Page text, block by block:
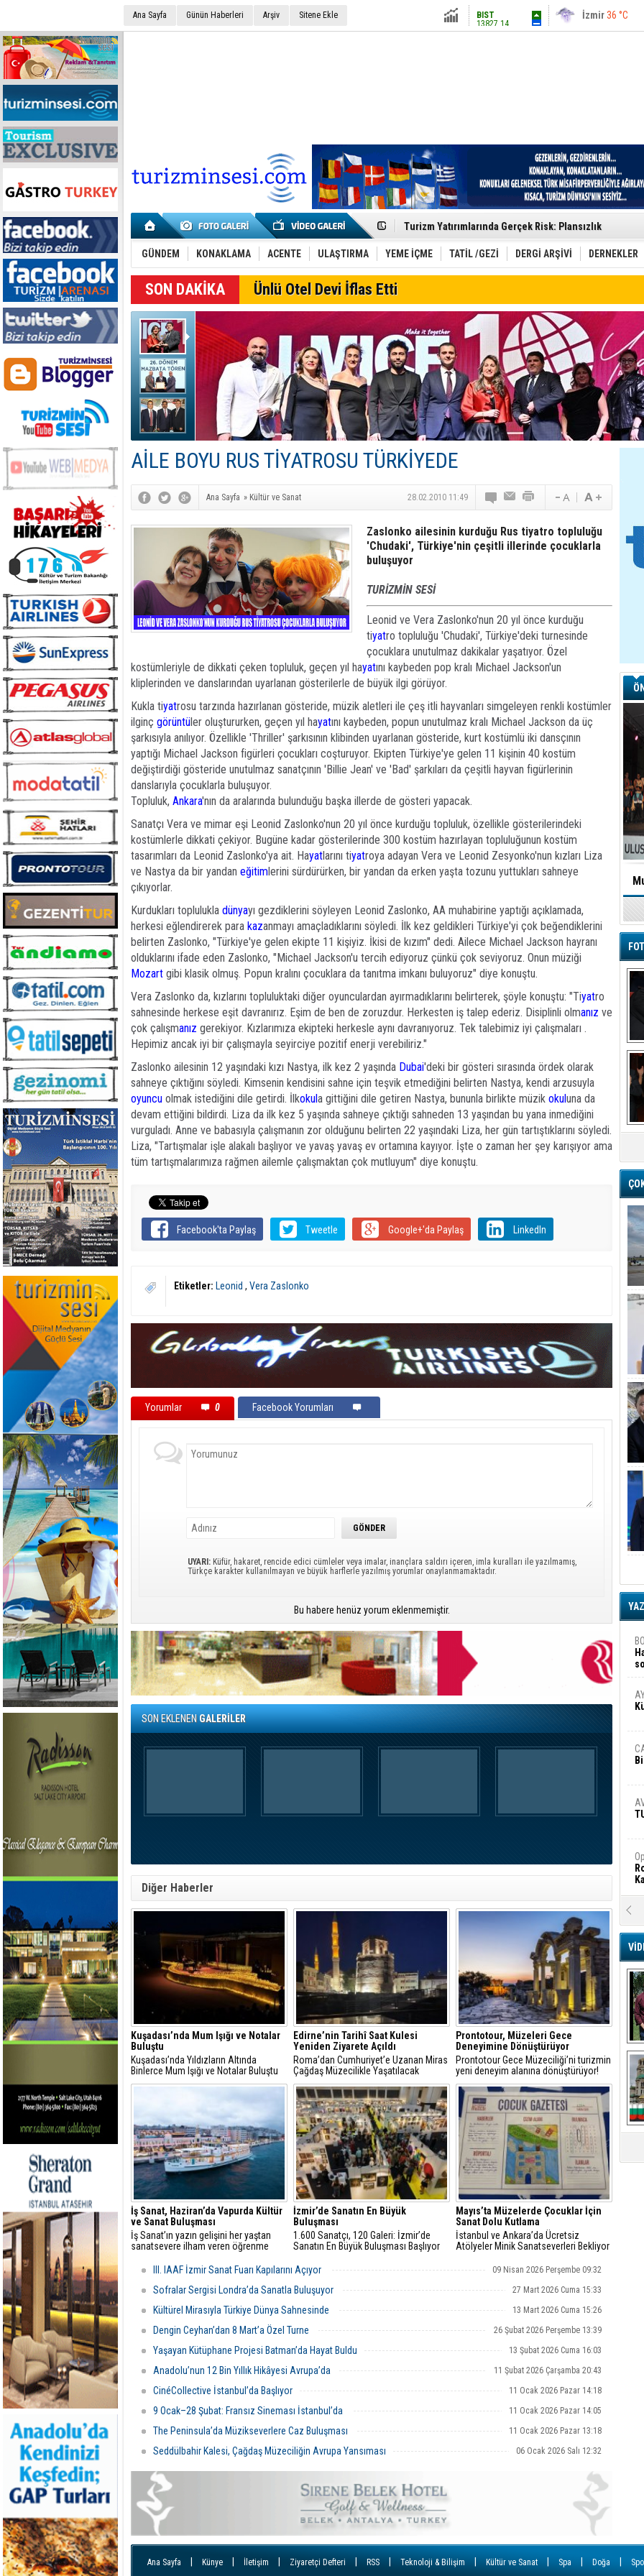
Ana Sayfa Günün Haberleri Arşiv Sitene Ekle
Altın6580.32 İstanbul 31 °C
Etkinlik sektörünün Çatı Kuruluşlardan İstanbul Zirvesi
Turizm Yatırımlarında Gerçek Risk: Plansızlık
Çelebi–THY İş Birliğiyle Kenya’da Güçleniyor
Global Yatırım Holding,%38 Artış: Net Kâr 46,5 Milyon
Yabancı Dijital Platformlara Ayrıcalık Yasası
Tatilsepeti’nden Villa Tatili Modeli
Jolly ile Mezopotamya’ya Yolculuk!
LÖSEV Yaz Okulu’nda Şifa ve Neşe
Turizm geliri ilk 6 ayda 25,7 milyar dolar oldu
Canovate’den Yeni Nesil Veri Merkezleri
Türk MICE Sektörüne Yeni Fırsatlar
TAV Havalimanları’ndan Yılın İlk Yarısında Rekor
SunExpress’ten Tatil Hamlesi
NG Grup, Domaniç’in Potansiyelini Vurguladı
GÜNDEM KONAKLAMA ACENTE ULAŞTIRMA YEME İÇME TATİL /GEZİ DERGİ ARŞİVİ DERNEKLER
SON DAKİKA Ünlü Otel Devi İflas Etti
AİLE BOYU RUS TİYATROSU TÜRKİYEDE
Ana Sayfa » Kültür ve Sanat 28.02.2010 11:49
Zaslonko ailesinin kurduğu Rus tiyatro topluluğu
'Chudaki', Türkiye'nin çeşitli illerinde çocuklarla
buluşuyor
TURİZMİN SESİ
Leonid ve Vera Zaslonko'nun 20 yıl önce kurduğu
tiyatro topluluğu 'Chudaki', Türkiye'deki turnesinde
çocuklara unutulmaz dakikalar yaşatıyor. Özel
kostümleriyle de dikkati çeken topluluk, geçen yıl hayatını kaybeden pop kralı Michael Jackson'un
kliplerinden ve danslarından uyarlanan gösterilerle de büyük ilgi görüyor.
Kukla tiyatrosu tarzında hazırlanan gösteride, müzik aletleri ile çeş itli hayvanları simgeleyen renkli kostümler
ilginç görüntüler oluştururken, geçen yıl hayatını kaybeden, popun unutulmaz kralı Michael Jackson da üç
şarkısıyla anılıyor. Özellikle 'Thriller' şarkısının klibinden uyarlanan gösteride, kurt kostümlü iki dansçının
yaptığı Michael Jackson figürleri çocukları coşturuyor. Ekipten Türkiye'ye gelen 11 kişinin 40 kostüm
değiştirdiği gösteride unutulmaz sanatçının 'Billie Jean' ve 'Bad' şarkıları da çeşitli hayvan figürlerinin
danslarıyla çocuklarla buluşuyor.
Topluluk, Ankara'nın da aralarında bulunduğu başka illerde de gösteri yapacak.
Sanatçı Vera ve mimar eşi Leonid Zaslonko'nun 20 yıl önce kurduğu topluluk, özellikle gösterilerindeki
kostümlerle dikkati çekiyor. Bugüne kadar gösterilerinde 300 kostüm hazırlayan topluluğunun kostüm
tasarımları da Leonid Zaslonko'ya ait. Hayatlarını tiyatroya adayan Vera ve Leonid Zesyonko'nun kızları Liza
ve Nastya da bir yandan eğitimlerini sürdürürken, bir yandan da erken yaşta tozunu yuttukları sahneye
çıkıyorlar.
Kurdukları toplulukla dünyayı gezdiklerini söyleyen Leonid Zaslonko, AA muhabirine yaptığı açıklamada,
herkesi eğlendirerek para kazanmayı amaçladıklarını söyledi. İlk kez geldikleri Türkiye'yi çok beğendiklerini
belirten Zaslonko, "Türkiye'ye gelen ekipte 11 kişiyiz. İkisi de kızım" dedi. Ailece Michael Jackson hayranı
olduklarını ifade eden Zaslonko, "Michael Jackson'u tercih ediyoruz çünkü çok seviyoruz. Onun müziği
Mozart gibi klasik olmuş. Popun kralını çocuklara da tanıtma imkanı buluyoruz" diye konuştu.
Vera Zaslonko da, kızlarını topluluktaki diğer oyunculardan ayırmadıklarını belirterek, şöyle konuştu: "Tiyatro
sahnesinde herkese eşit davranırız. Eşim de ben de zoruzdur. Herkesten iş talep ederiz. Disiplinli olmanız ve
çok çalışmanız gerekiyor. Kızlarımıza ekipteki herkesle aynı davranıyoruz. Tek talebimiz iyi çalışmaları .
Hepimiz ancak iyi bir çalışmayla seyirciye pozitif enerji verebiliriz."
Zaslonko ailesinin 12 yaşındaki kızı Nastya, ilk kez 2 yaşında Dubai'deki bir gösteri sırasında ördek olarak
sahneye çıktığını söyledi. Kimsenin kendisini sahne için teşvik etmediğini belirten Nastya, kendi arzusuyla
oyuncu olmak istediğini dile getirdi. İlkokula gittiğini dile getiren Nastya, bununla birlikte müzik okuluna da
devam ettiğini bildirdi. Liza da ilk kez 5 yaşında sahneye çıktığı sahneden 13 yaşından bu yana inmediğini
vurguladı. Anne ve babasıyla çalışmanın zor olduğunu belirten 22 yaşındaki Liza, her gün tartıştıklarını söyledi.
Liza, "Tartışmalar işle alakalı başlıyor ve yavaş yavaş ev ortamına kayıyor. İşte o zaman her şey karışıyor ama
tüm tartışmalarımıza rağmen ailemle çalışmaktan çok mutluyum" diye konuştu.
Facebook'ta Paylaş Tweetle Google+'da Paylaş LinkedIn
Etiketler: Leonid , Vera Zaslonko
Yorumlar 0 Facebook Yorumları
UYARI: Küfür, hakaret, rencide edici cümleler veya imalar, inançlara saldırı içeren, imla kuralları ile yazılmamış,
Türkçe karakter kullanılmayan ve büyük harflerle yazılmış yorumlar onaylanmamaktadır.
Bu habere henüz yorum eklenmemiştir.
SON EKLENENGALERİLER
Diğer Haberler
Kuşadası’nda Mum Işığı ve Notalar
Buluştu
Kuşadası’nda Yıldızların Altında
Binlerce Mum Işığı ve Notalar Buluştu
Edirne’nin Tarihî Saat Kulesi
Yeniden Ziyarete Açıldı
Roma’dan Cumhuriyet’e Uzanan Miras
Çağdaş Müzecilikle Yaşatılacak
Prontotour, Müzeleri Gece
Deneyimine Dönüştürüyor
Prontotour Gece Müzeciliği’ni turizmin
yeni deneyim alanına dönüştürüyor!
İş Sanat, Haziran’da Vapurda Kültür
ve Sanat Buluşması
İş Sanat’ın yazın gelişini her yaştan
sanatsevere ilham veren öğrenme
İzmir’de Sanatın En Büyük
Buluşması
1.600 Sanatçı, 120 Galeri: İzmir’de
Sanatın En Büyük Buluşması Başlıyor
Mayıs’ta Müzelerde Çocuklar İçin
Sanat Dolu Kutlama
İstanbul ve Ankara’da Ücretsiz
Atölyeler Minik Sanatseverleri Bekliyor
III. IAAF İzmir Sanat Fuarı Kapılarını Açıyor 09 Nisan 2026 Perşembe 09:32
Sofralar Sergisi Londra’da Sanatla Buluşuyor 27 Mart 2026 Cuma 15:33
Kültürel Mirasıyla Türkiye Dünya Sahnesinde 13 Mart 2026 Cuma 15:26
Dengin Ceyhan’dan 8 Mart’a Özel Turne 26 Şubat 2026 Perşembe 13:39
Yaşayan Kütüphane Projesi Batman’da Hayat Buldu 13 Şubat 2026 Cuma 16:03
Anadolu’nun 12 Bin Yıllık Hikâyesi Avrupa’da 11 Şubat 2026 Çarşamba 20:43
CinéCollective İstanbul’da Başlıyor 11 Ocak 2026 Pazar 14:18
9 Ocak–28 Şubat: Fransız Sineması İstanbul’da 11 Ocak 2026 Pazar 14:05
The Peninsula’da Müzikseverlere Caz Buluşması 11 Ocak 2026 Pazar 13:18
Seddülbahir Kalesi, Çağdaş Müzeciliğin Avrupa Yansıması 06 Ocak 2026 Salı 12:32
Ana Sayfa Künye İletişim Ziyaretçi Defteri RSS Teknoloji & Bilişim Kültür ve Sanat Spa Doğa